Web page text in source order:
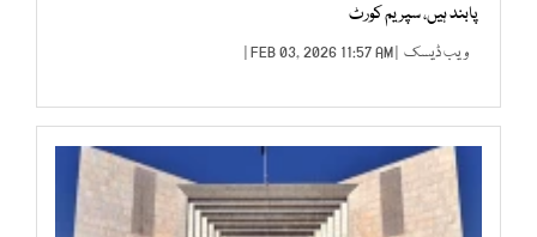
پابند ہیں، سپریم کورٹ
ویب ڈیسک | FEB 03, 2026 11:57 AM |